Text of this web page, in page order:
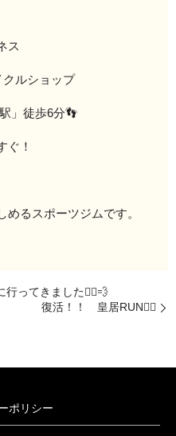
ス
ルショップ
」徒歩6分👣
ぐ！
るスポーツジムです。
行ってきました🚴‍♀️💨
復活！！ 皇居RUN🏃‍♂️
ポリシー